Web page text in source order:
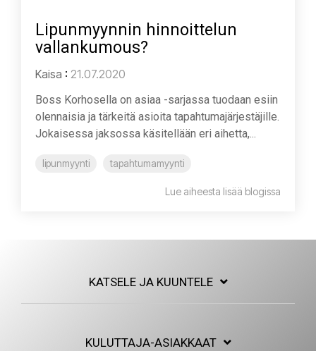
Lipunmyynnin hinnoittelun
vallankumous?
Kaisa : 21.07.2020
Boss Korhosella on asiaa -sarjassa tuodaan esiin
olennaisia ja tärkeitä asioita tapahtumajärjestäjille.
Jokaisessa jaksossa käsitellään eri aihetta,...
lipunmyynti tapahtumamyynti
Lue aiheesta lisää blogissa
KATSELE JA KUUNTELE
KULUTTAJA-ASIAKKAAT